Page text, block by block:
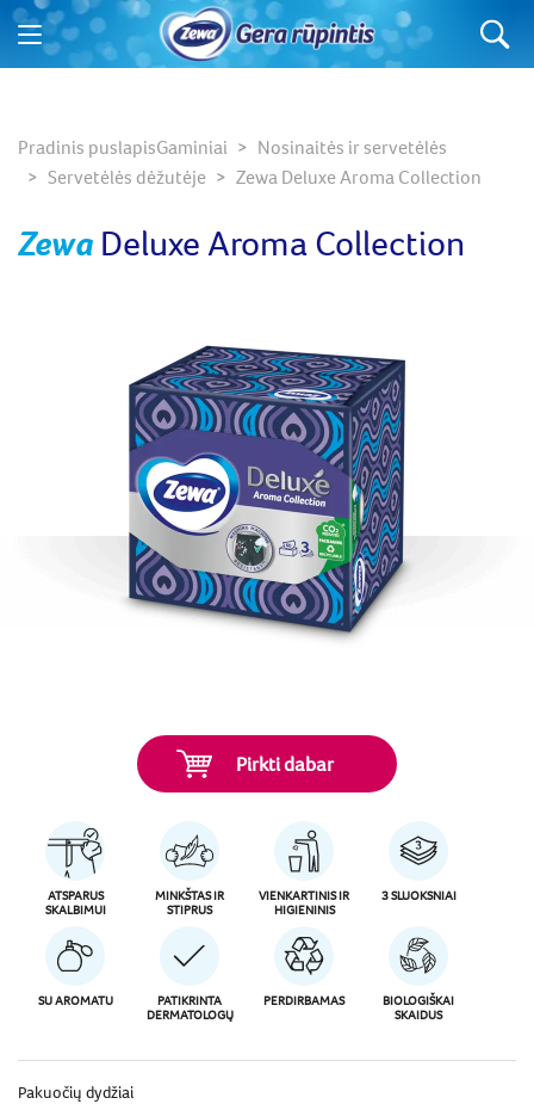
Pradinis puslapisGaminiai
Nosinaitės ir servetėlės
Servetėlės dėžutėje
Zewa Deluxe Aroma Collection
Zewa Deluxe Aroma Collection
Pirkti dabar
ATSPARUS
SKALBIMUI
MINKŠTAS IR
STIPRUS
VIENKARTINIS IR
HIGIENINIS
3 SLUOKSNIAI
SU AROMATU
PATIKRINTA
DERMATOLOGŲ
PERDIRBAMAS
BIOLOGIŠKAI
SKAIDUS
Pakuočių dydžiai